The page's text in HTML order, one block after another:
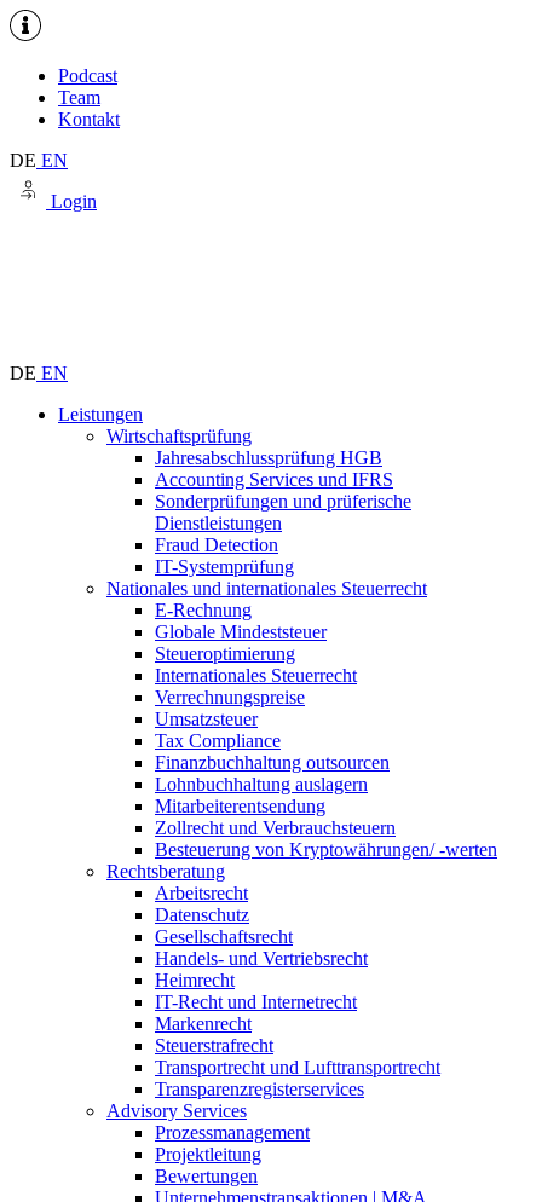
Podcast
Team
Kontakt
DE EN
Login
DE EN
Leistungen
Wirtschaftsprüfung
Jahresabschlussprüfung HGB
Accounting Services und IFRS
Sonderprüfungen und prüferische
Dienstleistungen
Fraud Detection
IT-Systemprüfung
Nationales und internationales Steuerrecht
E-Rechnung
Globale Mindeststeuer
Steueroptimierung
Internationales Steuerrecht
Verrechnungspreise
Umsatzsteuer
Tax Compliance
Finanzbuchhaltung outsourcen
Lohnbuchhaltung auslagern
Mitarbeiterentsendung
Zollrecht und Verbrauchsteuern
Besteuerung von Kryptowährungen/ -werten
Rechtsberatung
Arbeitsrecht
Datenschutz
Gesellschaftsrecht
Handels- und Vertriebsrecht
Heimrecht
IT-Recht und Internetrecht
Markenrecht
Steuerstrafrecht
Transportrecht und Lufttransportrecht
Transparenzregisterservices
Advisory Services
Prozessmanagement
Projektleitung
Bewertungen